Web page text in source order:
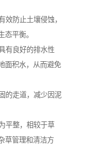
防止土壤侵蚀，
态平衡。
有良好的排水性
面积水，从而避免
的走道，减少因泥
平整，相较于草
草管理和清洁方